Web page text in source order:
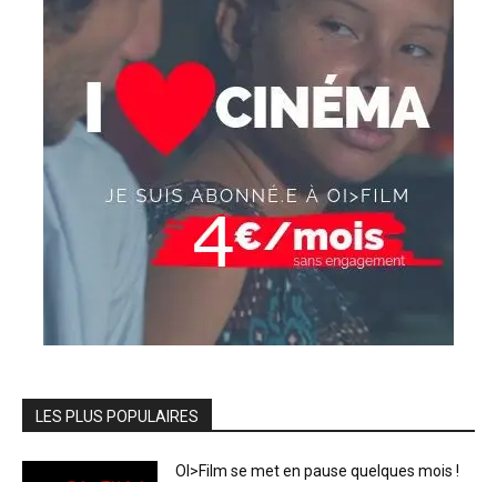
LES PLUS POPULAIRES
OI>Film se met en pause quelques mois !